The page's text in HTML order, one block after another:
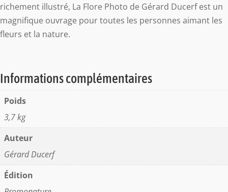
richement illustré, La Flore Photo de Gérard Ducerf est un
magnifique ouvrage pour toutes les personnes aimant les
fleurs et la nature.
Informations complémentaires
Poids
3,7 kg
Auteur
Gérard Ducerf
Édition